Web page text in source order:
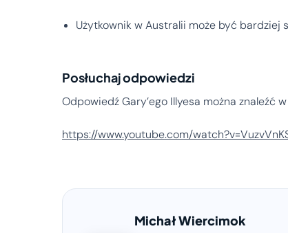
Użytkownik w Australii może być bardziej
Posłuchaj odpowiedzi
Odpowiedź Gary’ego Illyesa można znaleźć
https://www.youtube.com/
Michał Wiercimok